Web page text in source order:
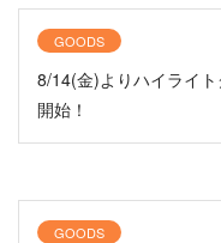
GOODS
8/14(金)よりハイライ
開始！
GOODS